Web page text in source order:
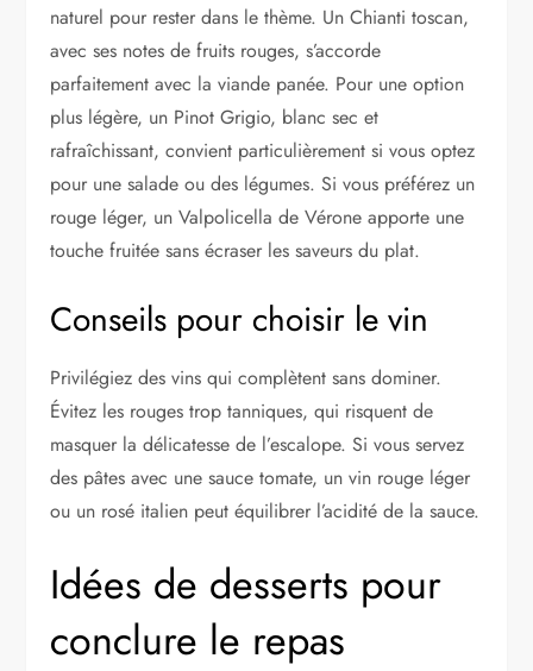
naturel pour rester dans le thème. Un Chianti toscan,
avec ses notes de fruits rouges, s’accorde
parfaitement avec la viande panée. Pour une option
plus légère, un Pinot Grigio, blanc sec et
rafraîchissant, convient particulièrement si vous optez
pour une salade ou des légumes. Si vous préférez un
rouge léger, un Valpolicella de Vérone apporte une
touche fruitée sans écraser les saveurs du plat.
Conseils pour choisir le vin
Privilégiez des vins qui complètent sans dominer.
Évitez les rouges trop tanniques, qui risquent de
masquer la délicatesse de l’escalope. Si vous servez
des pâtes avec une sauce tomate, un vin rouge léger
ou un rosé italien peut équilibrer l’acidité de la sauce.
Idées de desserts pour
conclure le repas